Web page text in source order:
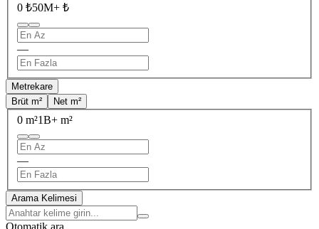
0 ₺50M+ ₺
—
Metrekare
Brüt m²
Net m²
0 m²1B+ m²
—
Arama Kelimesi